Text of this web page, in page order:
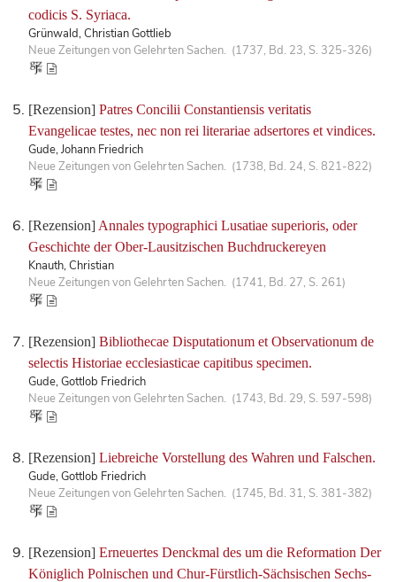
codicis S. Syriaca.
Grünwald, Christian Gottlieb
Neue Zeitungen von Gelehrten Sachen. (1737, Bd. 23, S. 325-326)
[Rezension] Patres Concilii Constantiensis veritatis
Evangelicae testes, nec non rei literariae adsertores et vindices.
Gude, Johann Friedrich
Neue Zeitungen von Gelehrten Sachen. (1738, Bd. 24, S. 821-822)
[Rezension] Annales typographici Lusatiae superioris, oder
Geschichte der Ober-Lausitzischen Buchdruckereyen
Knauth, Christian
Neue Zeitungen von Gelehrten Sachen. (1741, Bd. 27, S. 261)
[Rezension] Bibliothecae Disputationum et Observationum de
selectis Historiae ecclesiasticae capitibus specimen.
Gude, Gottlob Friedrich
Neue Zeitungen von Gelehrten Sachen. (1743, Bd. 29, S. 597-598)
[Rezension] Liebreiche Vorstellung des Wahren und Falschen.
Gude, Gottlob Friedrich
Neue Zeitungen von Gelehrten Sachen. (1745, Bd. 31, S. 381-382)
[Rezension] Erneuertes Denckmal des um die Reformation Der
Königlich Polnischen und Chur-Fürstlich-Sächsischen Sechs-